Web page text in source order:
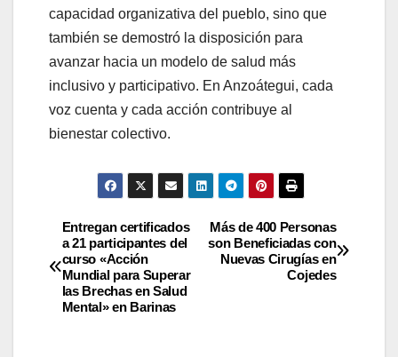
capacidad organizativa del pueblo, sino que
también se demostró la disposición para
avanzar hacia un modelo de salud más
inclusivo y participativo. En Anzoátegui, cada
voz cuenta y cada acción contribuye al
bienestar colectivo.
Más de 400 Personas
son Beneficiadas con
Nuevas Cirugías en
Cojedes
Entregan certificados
a 21 participantes del
curso «Acción
Mundial para Superar
las Brechas en Salud
Mental» en Barinas